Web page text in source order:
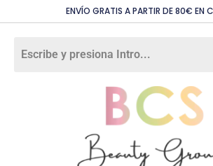
ENVÍO GRATIS A PARTIR DE 80€ EN